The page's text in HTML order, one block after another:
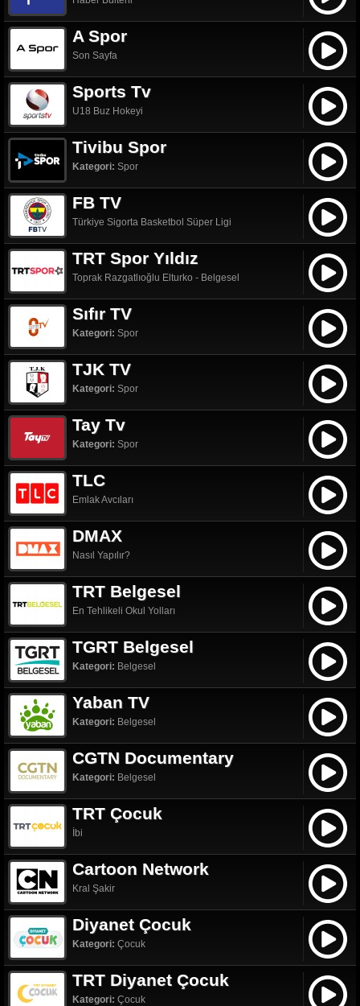
A Spor
Son Sayfa
Sports Tv
U18 Buz Hokeyi
Tivibu Spor
Kategori: Spor
FB TV
Türkiye Sigorta Basketbol Süper Ligi
TRT Spor Yıldız
Toprak Razgatlıoğlu Elturko - Belgesel
Sıfır TV
Kategori: Spor
TJK TV
Kategori: Spor
Tay Tv
Kategori: Spor
TLC
Emlak Avcıları
DMAX
Nasıl Yapılır?
TRT Belgesel
En Tehlikeli Okul Yolları
TGRT Belgesel
Kategori: Belgesel
Yaban TV
Kategori: Belgesel
CGTN Documentary
Kategori: Belgesel
TRT Çocuk
İbi
Cartoon Network
Kral Şakir
Diyanet Çocuk
Kategori: Çocuk
TRT Diyanet Çocuk
Kategori: Çocuk